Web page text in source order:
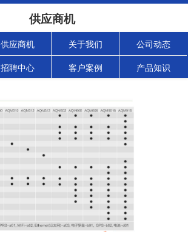
供应商机
供应商机 关于我们 公司动态
招聘中心 客户案例 产品知识